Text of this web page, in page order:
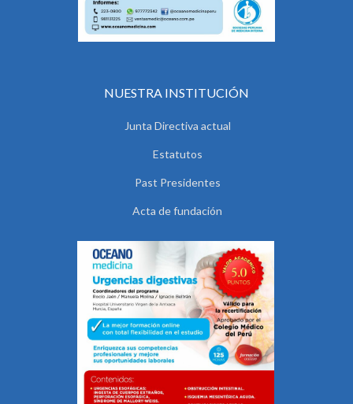
NUESTRA INSTITUCIÓN
Junta Directiva actual
Estatutos
Past Presidentes
Acta de fundación